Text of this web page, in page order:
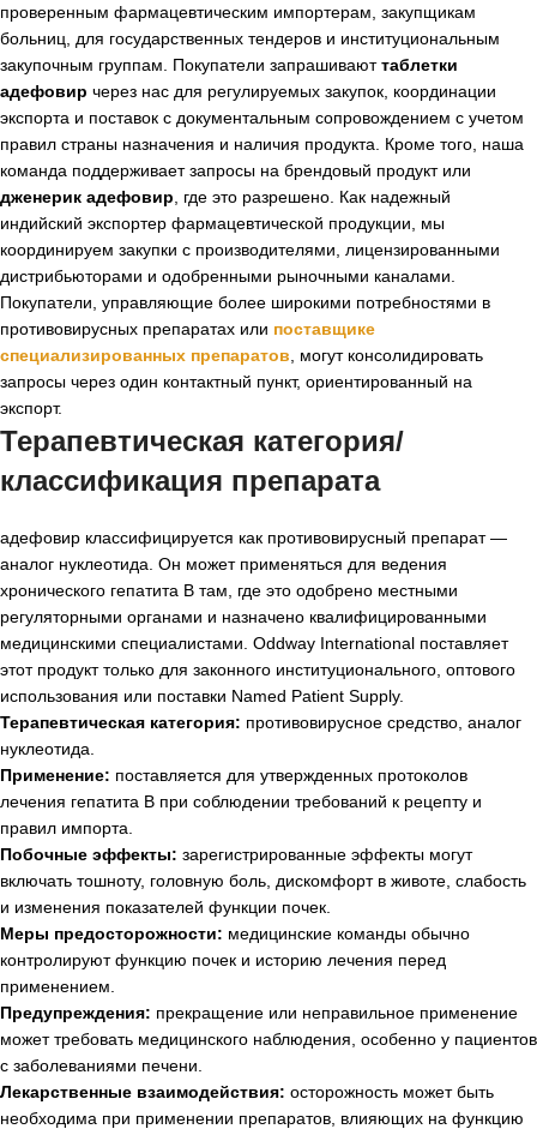
проверенным фармацевтическим импортерам, закупщикам
больниц, для государственных тендеров и институциональным
закупочным группам. Покупатели запрашиваюттаблетки
адефовир через нас для регулируемых закупок, координации
экспорта и поставок с документальным сопровождением с учетом
правил страны назначения и наличия продукта. Кроме того, наша
команда поддерживает запросы на брендовый продукт или
дженерик адефовир , где это разрешено. Как надежный
индийский экспортер фармацевтической продукции, мы
координируем закупки с производителями, лицензированными
дистрибьюторами и одобренными рыночными каналами.
Покупатели, управляющие более широкими потребностями в
противовирусных препаратах или поставщике
специализированных препаратов , могут консолидировать
запросы через один контактный пункт, ориентированный на
экспорт.
Терапевтическая категория/
классификация препарата
адефовир классифицируется как противовирусный препарат —
аналог нуклеотида. Он может применяться для ведения
хронического гепатита B там, где это одобрено местными
регуляторными органами и назначено квалифицированными
медицинскими специалистами. Oddway International поставляет
этот продукт только для законного институционального, оптового
использования или поставки Named Patient Supply.
Терапевтическая категория: противовирусное средство, аналог
нуклеотида.
Применение: поставляется для утвержденных протоколов
лечения гепатита B при соблюдении требований к рецепту и
правил импорта.
Побочные эффекты: зарегистрированные эффекты могут
включать тошноту, головную боль, дискомфорт в животе, слабость
и изменения показателей функции почек.
Меры предосторожности: медицинские команды обычно
контролируют функцию почек и историю лечения перед
применением.
Предупреждения: прекращение или неправильное применение
может требовать медицинского наблюдения, особенно у пациентов
с заболеваниями печени.
Лекарственные взаимодействия: осторожность может быть
необходима при применении препаратов, влияющих на функцию